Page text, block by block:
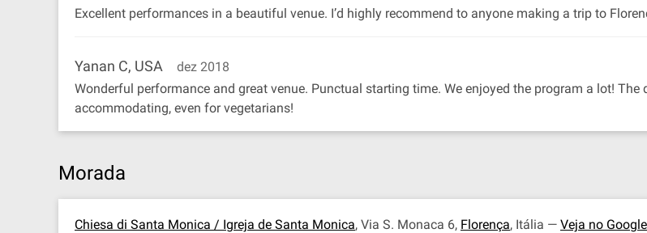
Excellent performances in a beautiful venue. I’d highly recommend to anyone making a trip to
Yanan C, USA
dez 2018
Wonderful performance and great venue. Punctual starting time. We enjoyed the program a lot!
accommodating, even for vegetarians!
Morada
Chiesa di Santa Monica / Igreja de Santa Monica, Via S. Monaca 6, Florença, Itália — Veja no